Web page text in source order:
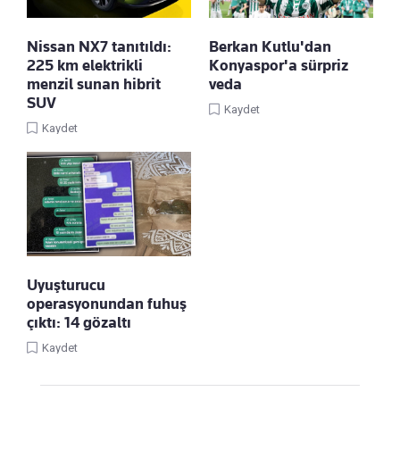
Nissan NX7 tanıtıldı:
225 km elektrikli
menzil sunan hibrit
SUV
Kaydet
Berkan Kutlu'dan
Konyaspor'a sürpriz
veda
Kaydet
Uyuşturucu
operasyonundan fuhuş
çıktı: 14 gözaltı
Kaydet